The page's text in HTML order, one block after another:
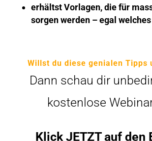
erhältst Vorlagen, die für
sorgen werden – egal
Willst du diese genialen Tipps
Dann schau dir
kostenlose
Klick JETZT auf den